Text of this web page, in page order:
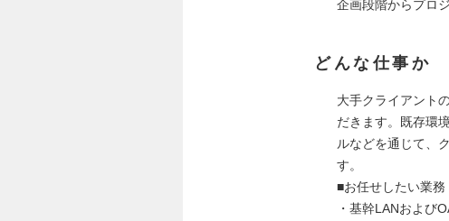
企画段階からプロ
どんな仕事か
大手クライアント
だきます。既存環
ルなどを通じて、
す。
■お任せしたい業務
・基幹LANおよび